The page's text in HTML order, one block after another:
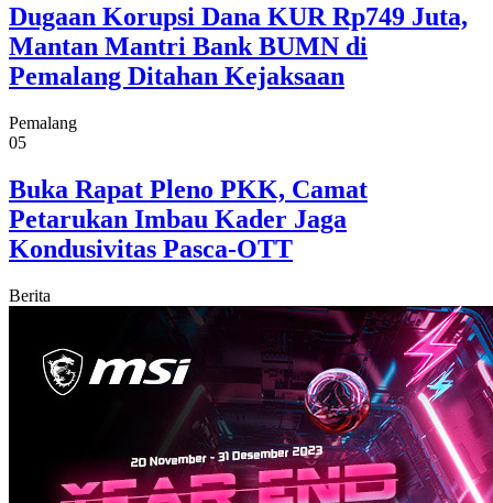
Dugaan Korupsi Dana KUR Rp749 Juta,
Mantan Mantri Bank BUMN di
Pemalang Ditahan Kejaksaan
Pemalang
05
Buka Rapat Pleno PKK, Camat
Petarukan Imbau Kader Jaga
Kondusivitas Pasca-OTT
Berita